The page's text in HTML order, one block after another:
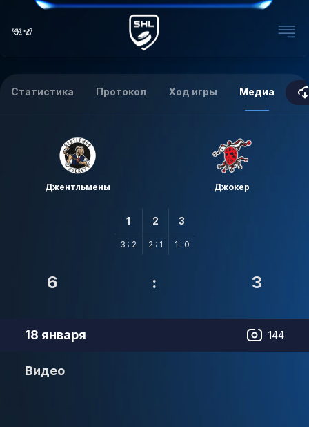
Статистика Протокол Ход игры Медиа
Джентльмены Джокер
1
3 : 2
2
2 : 1
3
1 : 0
6 : 3
18 января 144
Видео